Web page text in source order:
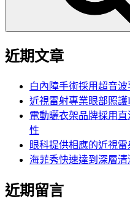
近期文章
白內障手術採用超音
近視雷射專業眼部照
電動曬衣架品牌採用
性
眼科提供相應的近視
海菲秀快速達到深層
近期留言